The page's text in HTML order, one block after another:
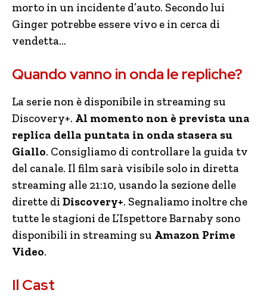
morto in un incidente d’auto. Secondo lui
Ginger potrebbe essere vivo e in cerca di
vendetta…
Quando vanno in onda le repliche?
La serie non è disponibile in streaming su
Discovery+. Al momento non è prevista una
replica della puntata in onda stasera su
Giallo. Consigliamo di controllare la guida tv
del canale. Il film sarà visibile solo in diretta
streaming alle 21:10, usando la sezione delle
dirette di Discovery+. Segnaliamo inoltre che
tutte le stagioni de L’Ispettore Barnaby sono
disponibili in streaming su Amazon Prime
Video.
Il Cast